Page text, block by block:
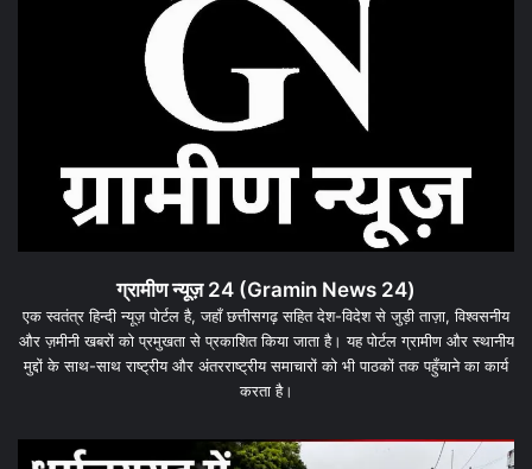
ग्रामीण न्यूज़ 24 (Gramin News 24)
एक स्वतंत्र हिन्दी न्यूज़ पोर्टल है, जहाँ छत्तीसगढ़ सहित देश-विदेश से जुड़ी ताज़ा, विश्वसनीय
और ज़मीनी खबरों को प्रमुखता से प्रकाशित किया जाता है। यह पोर्टल ग्रामीण और स्थानीय
मुद्दों के साथ-साथ राष्ट्रीय और अंतरराष्ट्रीय समाचारों को भी पाठकों तक पहुँचाने का कार्य
करता है।
धरमजयगढ़